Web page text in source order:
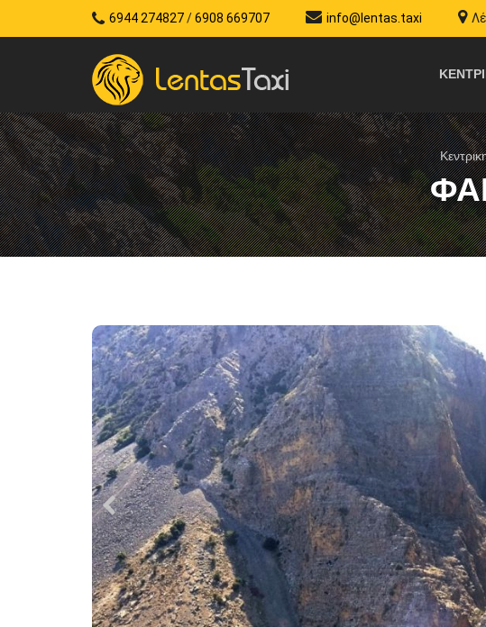
6944 274827/6908 669707 info@lentas.taxi